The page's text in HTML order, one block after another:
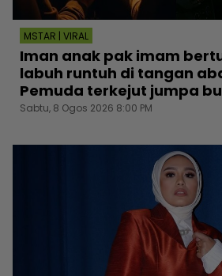
MSTAR | VIRAL
Iman anak pak imam
labuh runtuh di tangan
Pemuda terkejut jumpa
Sabtu, 8 Ogos 2026 8:00 PM